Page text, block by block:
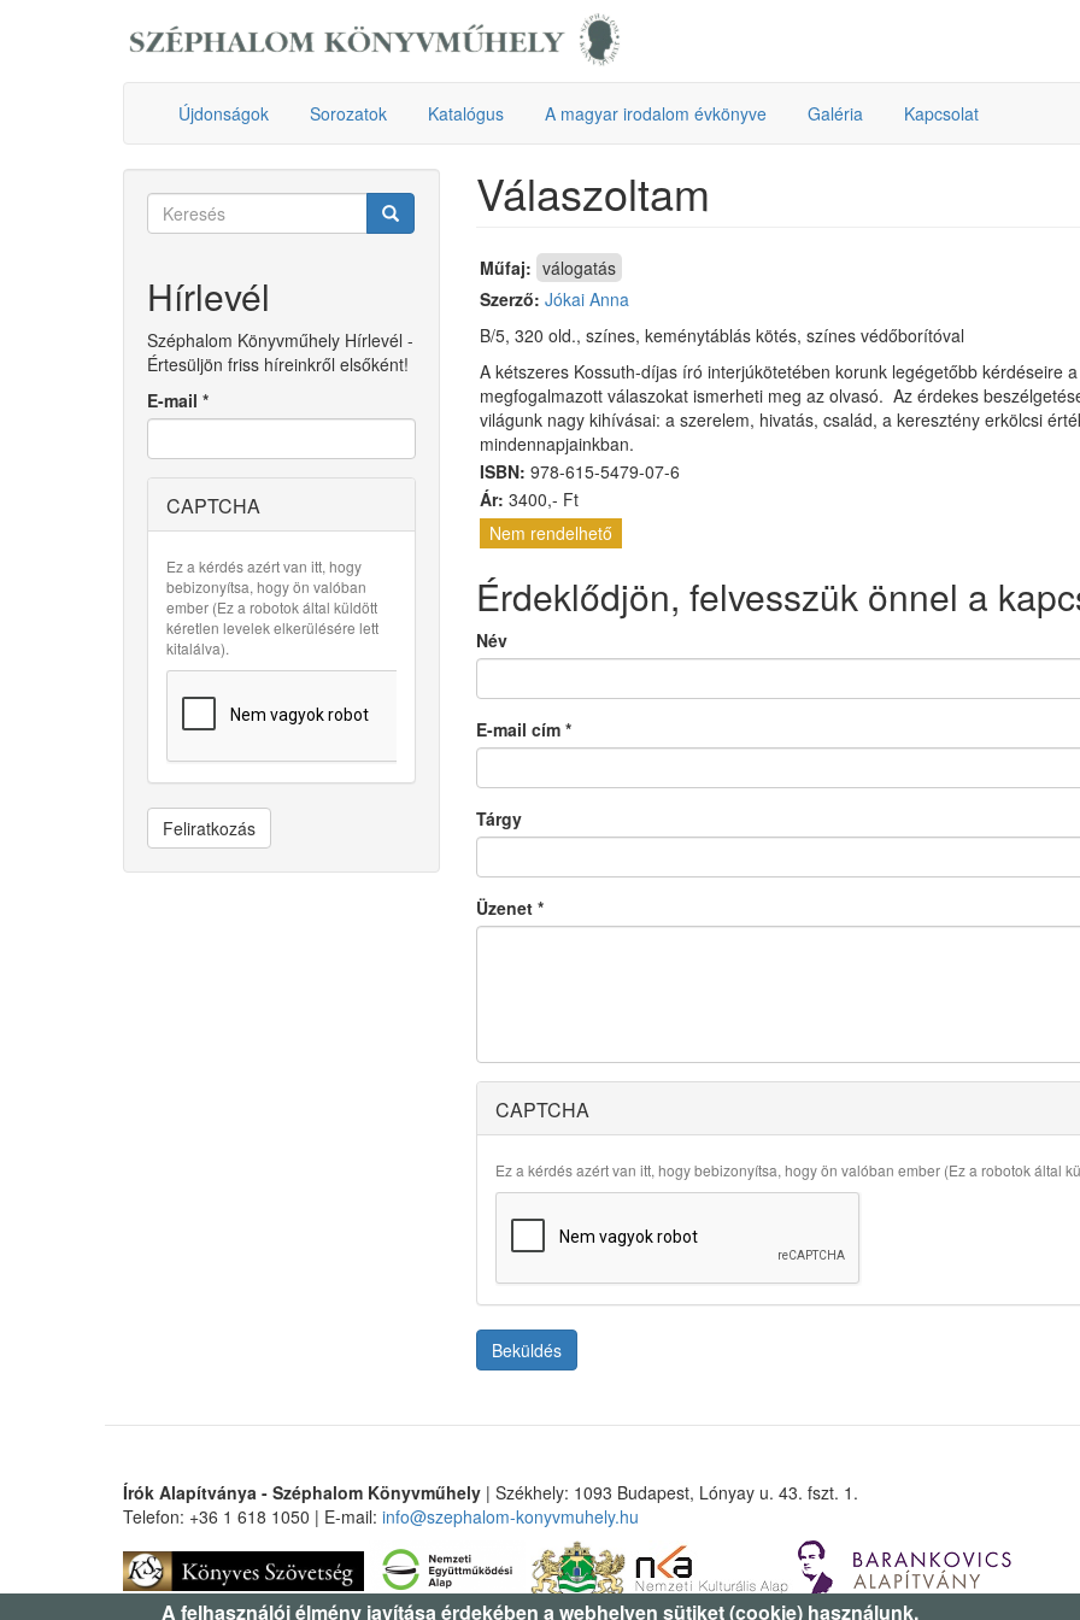
Újdonságok Sorozatok Katalógus A magyar irodalom évkönyve Galéria Kapcsolat
Keresés
Hírlevél
Széphalom Könyvműhely Hírlevél -
Értesüljön friss híreinkről elsőként!
E-mail *
CAPTCHA
Ez a kérdés azért van itt, hogy
bebizonyítsa, hogy ön valóban
ember (Ez a robotok által küldött
kéretlen levelek elkerülésére lett
kitalálva).
Feliratkozás
Válaszoltam
Műfaj: válogatás
Szerző: Jókai Anna
B/5, 320 old., színes, keménytáblás kötés, színes védőborítóval
A kétszeres Kossuth-díjas író interjúkötetében korunk legégetőbb kérdéseire
megfogalmazott válaszokat ismerheti meg az olvasó. Az érdekes
világunk nagy kihívásai: a szerelem, hivatás, család, a keresztény erkölcsi
mindennapjainkban.
ISBN: 978-615-5479-07-6
Ár: 3400,- Ft
Nem rendelhető
Érdeklődjön, felvesszük önnel a
Név
E-mail cím *
Tárgy
Üzenet *
CAPTCHA
Ez a kérdés azért van itt, hogy bebizonyítsa, hogy ön valóban ember (Ez a robotok által
Beküldés
Írók Alapítványa - Széphalom Könyvműhely | Székhely: 1093 Budapest, Lónyay u. 43. fszt. 1.
Telefon: +36 1 618 1050 | E-mail: info@szephalom-konyvmuhely.hu
A felhasználói élmény javítása érdekében a webhelyen sütiket (cookie) használunk.